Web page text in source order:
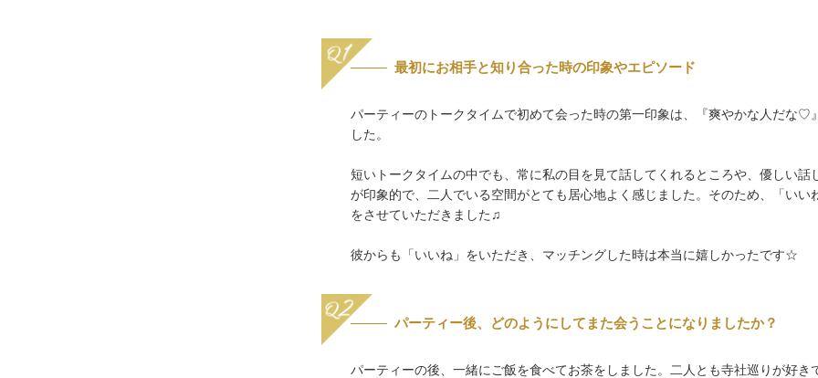
最初にお相手と知り合った時の印象やエピソード
パーティーのトークタイムで初めて会った時の第一印象は、『爽やかな人だな♡
した。
短いトークタイムの中でも、常に私の目を見て話してくれるところや、優しい話
が印象的で、二人でいる空間がとても居心地よく感じました。そのため、「いい
をさせていただきました♫
彼からも「いいね」をいただき、マッチングした時は本当に嬉しかったです☆
パーティー後、どのようにしてまた会うことになりましたか？
パーティーの後、一緒にご飯を食べてお茶をしました。二人とも寺社巡りが好き